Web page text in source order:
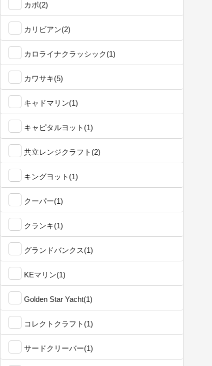
カボ(2)
カリビアン(2)
カロライナクラッシック(1)
カワサキ(5)
キャドマリン(1)
キャピタルヨット(1)
共立レンジクラフト(2)
キングヨット(1)
クーパー(1)
クランキ(1)
グランドバンクス(1)
KEマリン(1)
Golden Star Yacht(1)
コレクトクラフト(1)
サードクリーバー(1)